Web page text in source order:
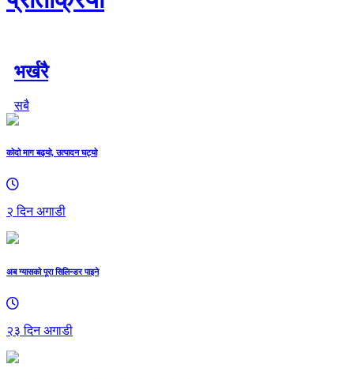
भर्खरै
सबै
कोदो माग बढ्यो, उत्पादन घट्यो
२ दिन अगाडी
अब ग्यासको पूरा सिलिन्डर पाइने
२३ दिन अगाडी